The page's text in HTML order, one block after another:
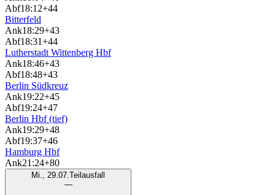
Abf18:12+44
Bitterfeld
Ank18:29+43
Abf18:31+44
Lutherstadt Wittenberg Hbf
Ank18:46+43
Abf18:48+43
Berlin Südkreuz
Ank19:22+45
Abf19:24+47
Berlin Hbf (tief)
Ank19:29+48
Abf19:37+46
Hamburg Hbf
Ank21:24+80
Mi., 29.07.Teilausfall
—